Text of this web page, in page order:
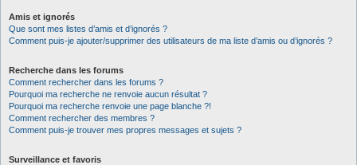
Amis et ignorés
Que sont mes listes d’amis et d’ignorés ?
Comment puis-je ajouter/supprimer des utilisateurs de ma liste d’amis ou d’ignorés ?
Recherche dans les forums
Comment rechercher dans les forums ?
Pourquoi ma recherche ne renvoie aucun résultat ?
Pourquoi ma recherche renvoie une page blanche ?!
Comment rechercher des membres ?
Comment puis-je trouver mes propres messages et sujets ?
Surveillance et favoris